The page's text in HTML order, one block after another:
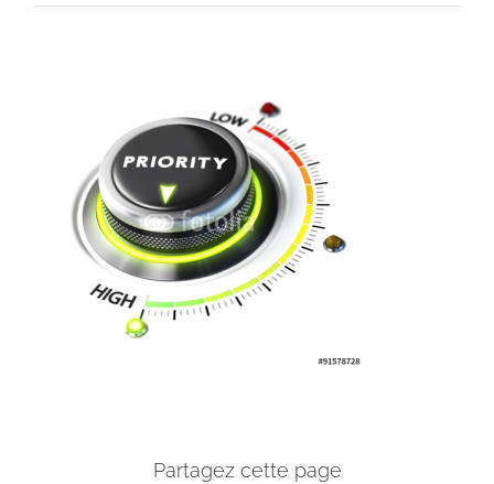
Partagez cette page